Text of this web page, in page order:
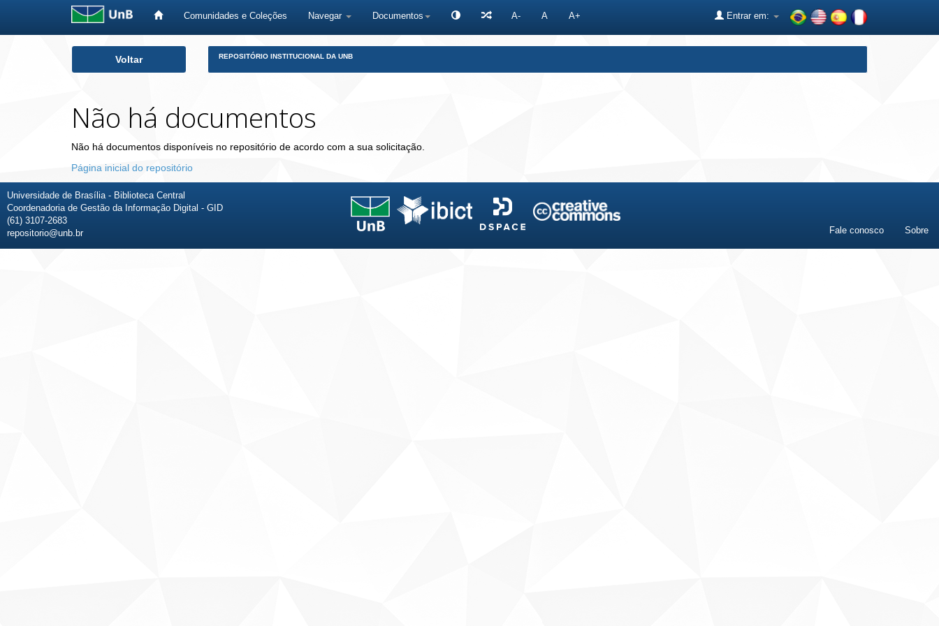
Comunidades e Coleções Navegar Documentos A- A A+ Entrar em:
Voltar REPOSITÓRIO INSTITUCIONAL DA UNB
Não há documentos
Não há documentos disponíveis no repositório de acordo com a sua solicitação.
Página inicial do repositório
Universidade de Brasília - Biblioteca Central
Coordenadoria de Gestão da Informação Digital - GID
(61) 3107-2683
repositorio@unb.br
Fale conosco Sobre